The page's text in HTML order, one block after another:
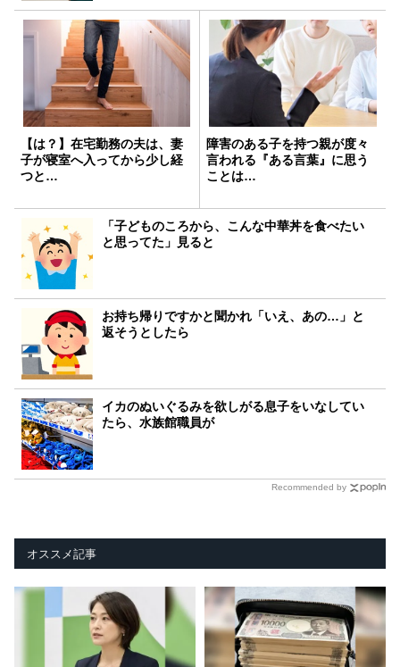
【は？】在宅勤務の夫は、妻
子が寝室へ入ってから少し経
つと…
障害のある子を持つ親が度々
言われる『ある言葉』に思う
ことは…
「子どものころから、こんな中華丼を食べたい
と思ってた」見ると
お持ち帰りですかと聞かれ「いえ、あの…」と
返そうとしたら
イカのぬいぐるみを欲しがる息子をいなしてい
たら、水族館職員が
Recommended by
オススメ記事